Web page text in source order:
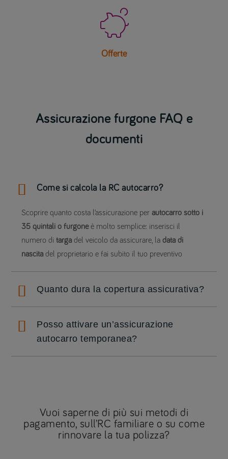

Offerte
Assicurazione furgone FAQ e
documenti
Come si calcola la RC autocarro?
Scoprire quanto costa l’assicurazione perautocarro sotto i
35 quintali o furgoneè molto semplice: inserisci il
numero ditarga del veicolo da assicurare, ladata di
nascita del proprietario e fai subito il tuo preventivo
Quanto dura la copertura assicurativa?
Posso attivare un’assicurazione
autocarro temporanea?
Vuoi saperne di più sui metodi di
pagamento, sull’RC familiare o su come
rinnovare la tua polizza?